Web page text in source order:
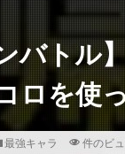
バトル
ロを使
最強キャラ 件のビ